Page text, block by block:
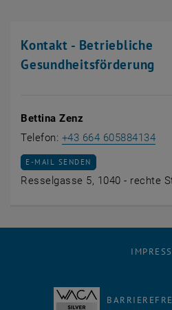
Kontakt - Betriebliche
Gesundheitsförderung
Bettina Zenz
Telefon: +43 664 605884134
E-MAIL AN BETTINA ZENZ SENDEN
E-MAIL SENDEN
Resselgasse 5, 1040 - rechte